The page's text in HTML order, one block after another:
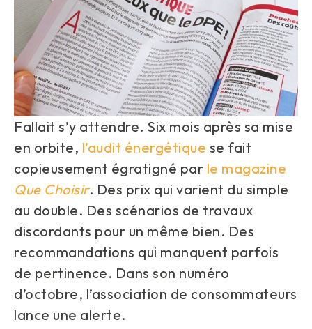
Fallait s’y attendre. Six mois après sa mise
en orbite, l’audit énergétique se fait
copieusement égratigné par le magazine
Que Choisir. Des prix qui varient du simple
au double. Des scénarios de travaux
discordants pour un même bien. Des
recommandations qui manquent parfois
de pertinence. Dans son numéro
d’octobre, l’association de consommateurs
lance une alerte.